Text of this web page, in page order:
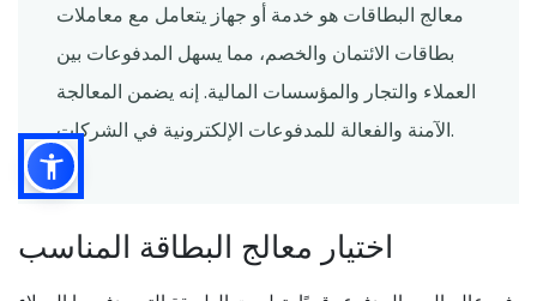
معالج البطاقات هو خدمة أو جهاز يتعامل مع معاملات
بطاقات الائتمان والخصم، مما يسهل المدفوعات بين
العملاء والتجار والمؤسسات المالية. إنه يضمن المعالجة
الآمنة والفعالة للمدفوعات الإلكترونية في الشركات.
اختيار معالج البطاقة المناسب